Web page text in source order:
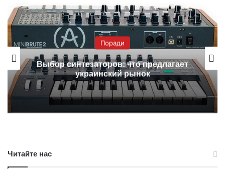
Поради
Выбор синтезаторов: что предлагает
украинский рынок
Читайте нас